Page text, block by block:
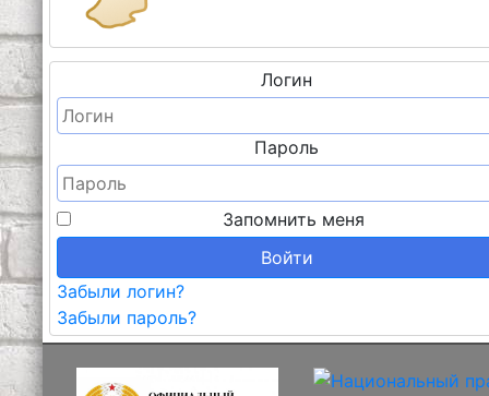
Логин
Пароль
Запомнить меня
Войти
Забыли логин?
Забыли пароль?